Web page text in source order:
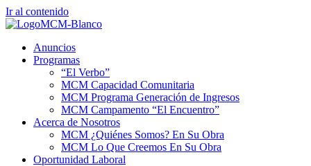
Ir al contenido
Anuncios
Programas
“El Verbo”
MCM Capacidad Comunitaria
MCM Programa Generación de Ingresos
MCM Campamento “El Encuentro”
Acerca de Nosotros
MCM ¿Quiénes Somos? En Su Obra
MCM Lo Que Creemos En Su Obra
Oportunidad Laboral